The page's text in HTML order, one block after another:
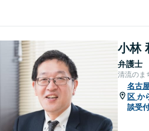
小林
弁護士
清流のま
名古
区 か
談受